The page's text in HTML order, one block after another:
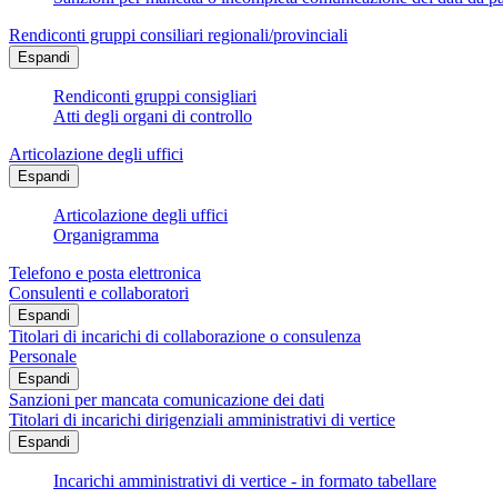
Rendiconti gruppi consiliari regionali/provinciali
Espandi
Rendiconti gruppi consigliari
Atti degli organi di controllo
Articolazione degli uffici
Espandi
Articolazione degli uffici
Organigramma
Telefono e posta elettronica
Consulenti e collaboratori
Espandi
Titolari di incarichi di collaborazione o consulenza
Personale
Espandi
Sanzioni per mancata comunicazione dei dati
Titolari di incarichi dirigenziali amministrativi di vertice
Espandi
Incarichi amministrativi di vertice - in formato tabellare